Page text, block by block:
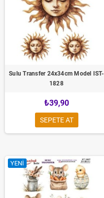
Sulu Transfer 24x34cm Model IST-
1828
₺39,90
SEPETE AT
YENI